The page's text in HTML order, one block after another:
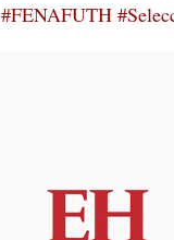
#FENAFUTH